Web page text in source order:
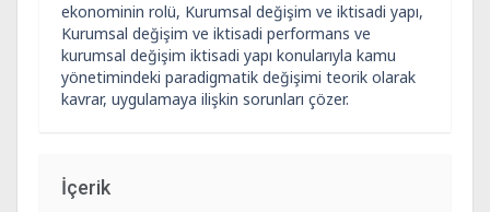
ekonominin rolü, Kurumsal değişim ve iktisadi yapı,
Kurumsal değişim ve iktisadi performans ve
kurumsal değişim iktisadi yapı konularıyla kamu
yönetimindeki paradigmatik değişimi teorik olarak
kavrar, uygulamaya ilişkin sorunları çözer.
İçerik